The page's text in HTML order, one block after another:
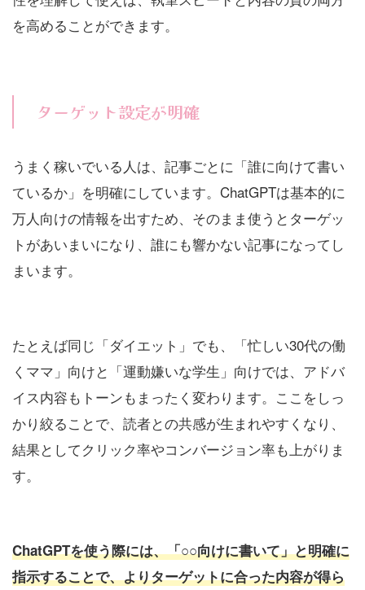
を高めることができます。
ターゲット設定が明確
うまく稼いでいる人は、記事ごとに「誰に向けて書い
ているか」を明確にしています。ChatGPTは基本的に
万人向けの情報を出すため、そのまま使うとターゲッ
トがあいまいになり、誰にも響かない記事になってし
まいます。
たとえば同じ「ダイエット」でも、「忙しい30代の働
くママ」向けと「運動嫌いな学生」向けでは、アドバ
イス内容もトーンもまったく変わります。ここをしっ
かり絞ることで、読者との共感が生まれやすくなり、
結果としてクリック率やコンバージョン率も上がりま
す。
ChatGPTを使う際には、「○○向けに書いて」と明確に
指示することで、よりターゲットに合った内容が得ら